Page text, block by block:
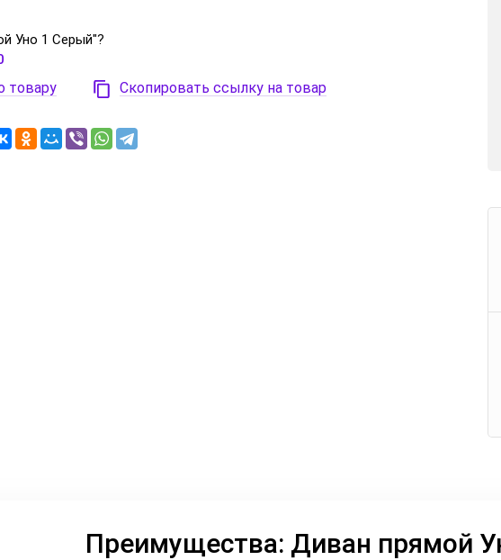
Уно 1 Серый"?
товару Скопировать ссылку на товар
Преимущества: Диван прямой